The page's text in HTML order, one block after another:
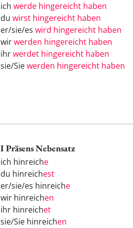
ich werde hingereicht haben
du wirst hingereicht haben
er/sie/es wird hingereicht haben
wirwerden hingereicht haben
ihrwerdet hingereicht haben
sie/Siewerden hingereicht haben
I Präsens Nebensatz
ich hinreiche
du hinreichest
er/sie/es hinreiche
wir hinreichen
ihr hinreichet
sie/Sie hinreichen